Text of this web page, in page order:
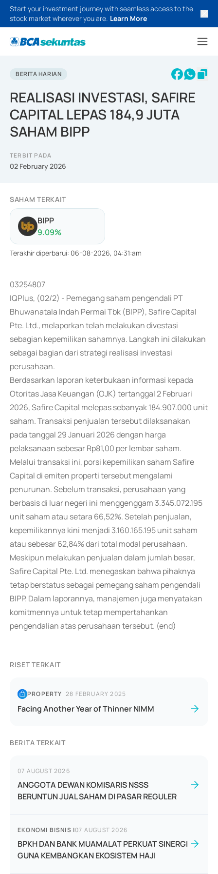
Start your investment journey with seamless access to the
stock market wherever you are. Learn More
BERITA HARIAN
REALISASI INVESTASI, SAFIRE
CAPITAL LEPAS 184,9 JUTA
SAHAM BIPP
TERBIT PADA
02 February 2026
SAHAM TERKAIT
BIPP
9.09%
Terakhir diperbarui: 06-08-2026, 04:31:am
03254807
IQPlus, (02/2) - Pemegang saham pengendali PT
Bhuwanatala Indah Permai Tbk (BIPP), Safire Capital
Pte. Ltd., melaporkan telah melakukan divestasi
sebagian kepemilikan sahamnya. Langkah ini dilakukan
sebagai bagian dari strategi realisasi investasi
perusahaan.
Berdasarkan laporan keterbukaan informasi kepada
Otoritas Jasa Keuangan (OJK) tertanggal 2 Februari
2026, Safire Capital melepas sebanyak 184.907.000 unit
saham. Transaksi penjualan tersebut dilaksanakan
pada tanggal 29 Januari 2026 dengan harga
pelaksanaan sebesar Rp81,00 per lembar saham.
Melalui transaksi ini, porsi kepemilikan saham Safire
Capital di emiten properti tersebut mengalami
penurunan. Sebelum transaksi, perusahaan yang
berbasis di luar negeri ini menggenggam 3.345.072.195
unit saham atau setara 66,52%. Setelah penjualan,
kepemilikannya kini menjadi 3.160.165.195 unit saham
atau sebesar 62,84% dari total modal perusahaan.
Meskipun melakukan penjualan dalam jumlah besar,
Safire Capital Pte. Ltd. menegaskan bahwa pihaknya
tetap berstatus sebagai pemegang saham pengendali
BIPP. Dalam laporannya, manajemen juga menyatakan
komitmennya untuk tetap mempertahankan
pengendalian atas perusahaan tersebut. (end)
RISET TERKAIT
PROPERTY|28 FEBRUARY 2025
Facing Another Year of Thinner NIMM
BERITA TERKAIT
07 AUGUST 2026
ANGGOTA DEWAN KOMISARIS NSSS
BERUNTUN JUAL SAHAM DI PASAR REGULER
EKONOMI BISNIS |07 AUGUST 2026
BPKH DAN BANK MUAMALAT PERKUAT SINERGI
GUNA KEMBANGKAN EKOSISTEM HAJI